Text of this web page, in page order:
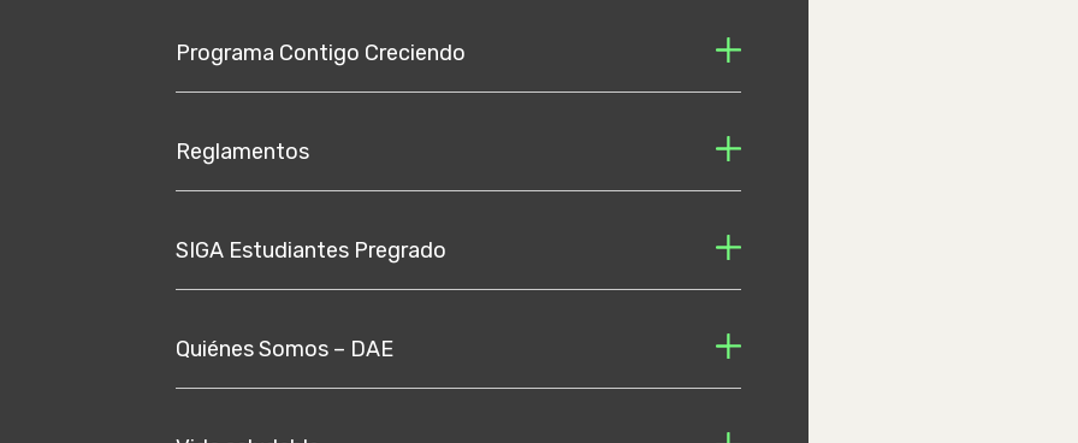
Programa Contigo Creciendo
Reglamentos
SIGA Estudiantes Pregrado
Quiénes Somos – DAE